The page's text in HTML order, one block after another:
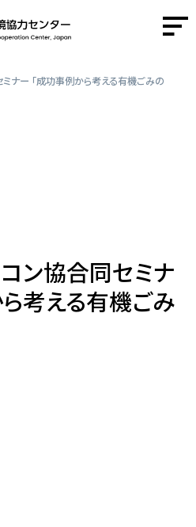
採用情報
ナー 「成功事例から考える有機ごみの
ン協合同セミナ
考える有機ごみ